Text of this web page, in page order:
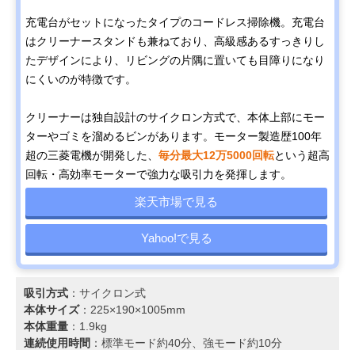
充電台がセットになったタイプのコードレス掃除機。充電台
はクリーナースタンドも兼ねており、高級感あるすっきりし
たデザインにより、リビングの片隅に置いても目障りになり
にくいのが特徴です。
クリーナーは独自設計のサイクロン方式で、本体上部にモー
ターやゴミを溜めるビンがあります。モーター製造歴100年
超の三菱電機が開発した、 毎分最大12万5000回転という超高
回転・高効率モーターで強力な吸引力を発揮します。
楽天市場で見る
Yahoo!で見る
吸引方式 ：サイクロン式
本体サイズ：225×190×1005mm
本体重量 ：1.9kg
連続使用時間 ：標準モード約40分、強モード約10分